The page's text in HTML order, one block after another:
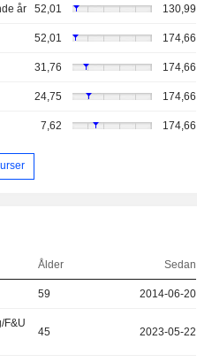
år 52,01 130,99
52,01 174,66
31,76 174,66
24,75 174,66
7,62 174,66
Ålder Sedan
59 2014-06-20
F&U
45 2023-05-22